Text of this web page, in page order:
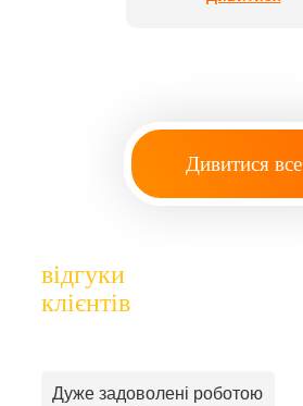
Дивитися все
відгуки
клієнтів
Дуже задоволені роботою